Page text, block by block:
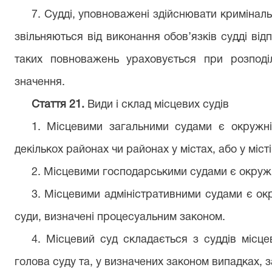
7. Судді, уповноважені здійснювати
звільняються від виконання обов’язків судді
таких повноважень ураховується при
значення.
Стаття 21.Види і склад місцевих судів
1. Місцевими загальними судами є
декількох районах чи районах у містах, або у
2. Місцевими господарськими судами є
3. Місцевими адміністративними судами є
суди, визначені процесуальним законом.
4. Місцевий суд складається з суддів
голова суду та, у визначених законом випадках,